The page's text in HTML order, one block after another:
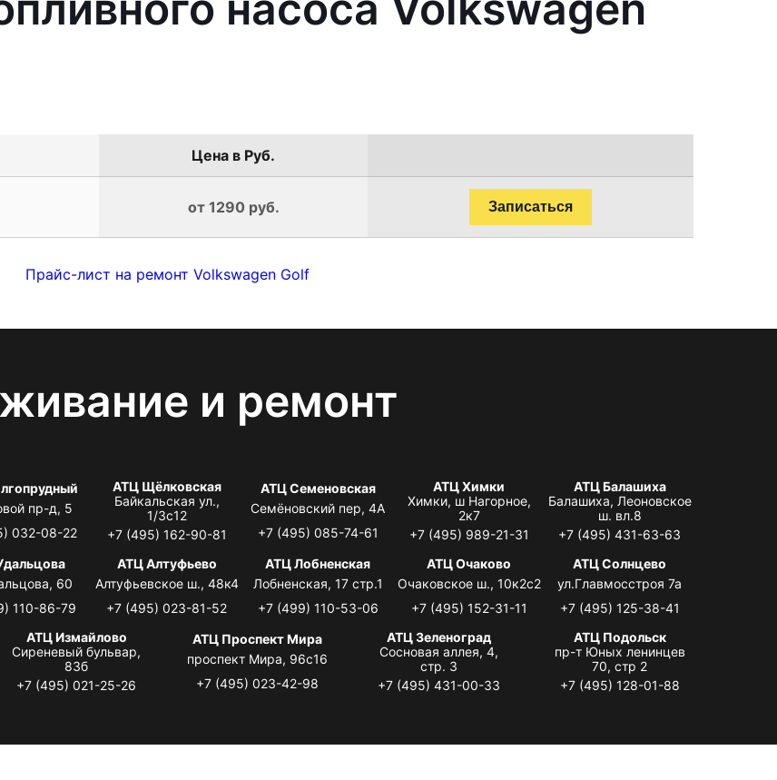
Цена в Руб.
от 1290 руб. Записаться
Прайс-лист на ремонт Volkswagen Golf
и ремонт
пр-д, 5
032-08-22
АТЦ Щёлковская
Байкальская ул.,
1/3с12
+7 (495) 162-90-81
АТЦ Семеновская
Семёновский пер, 4А
+7 (495) 085-74-61
АТЦ Химки
Химки, ш Нагорное,
2к7
+7 (495) 989-21-31
АТЦ Балашиха
Балашиха, Леоновское
ш. вл.8
+7 (495) 431-63-63
60
110-86-79
АТЦ Алтуфьево
Алтуфьевское ш., 48к4
+7 (495) 023-81-52
АТЦ Лобненская
Лобненская, 17 стр.1
+7 (499) 110-53-06
АТЦ Очаково
Очаковское ш., 10к2с2
+7 (495) 152-31-11
АТЦ Солнцево
ул.Главмосстроя 7а
+7 (495) 125-38-41
АТЦ Измайлово
Сиреневый бульвар,
83б
+7 (495) 021-25-26
АТЦ Проспект Мира
проспект Мира, 96с16
+7 (495) 023-42-98
АТЦ Зеленоград
Сосновая аллея, 4,
стр. 3
+7 (495) 431-00-33
АТЦ Подольск
пр-т Юных ленинцев
70, стр 2
+7 (495) 128-01-88